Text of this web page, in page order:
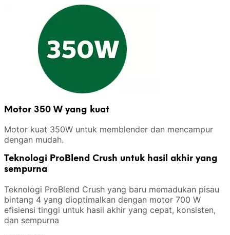
Motor 350 W yang kuat
Motor kuat 350W untuk memblender dan mencampur
dengan mudah.
Teknologi ProBlend Crush untuk hasil akhir yang
sempurna
Teknologi ProBlend Crush yang baru memadukan pisau
bintang 4 yang dioptimalkan dengan motor 700 W
efisiensi tinggi untuk hasil akhir yang cepat, konsisten,
dan sempurna